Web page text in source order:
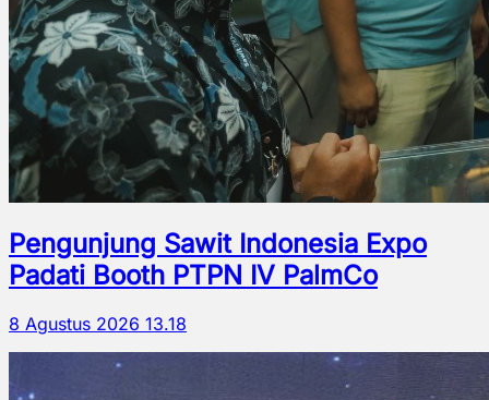
Pengunjung Sawit Indonesia Expo
Padati Booth PTPN IV PalmCo
8 Agustus 2026 13.18